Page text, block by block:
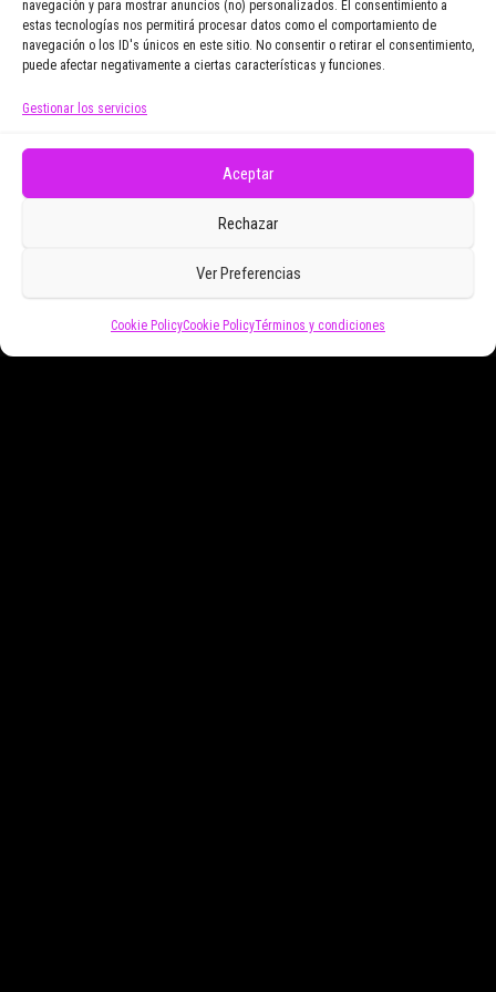
navegación y para mostrar anuncios (no) personalizados. El consentimiento a
estas tecnologías nos permitirá procesar datos como el comportamiento de
navegación o los ID's únicos en este sitio. No consentir o retirar el consentimiento,
puede afectar negativamente a ciertas características y funciones.
Gestionar los servicios
Aceptar
Rechazar
Ver Preferencias
Cookie PolicyCookie PolicyTérminos y condiciones
Email Address
electrónicos promocionales de Zoomdestinos.es
Funciona gracias aWordPress |Tema:Envo Magazine